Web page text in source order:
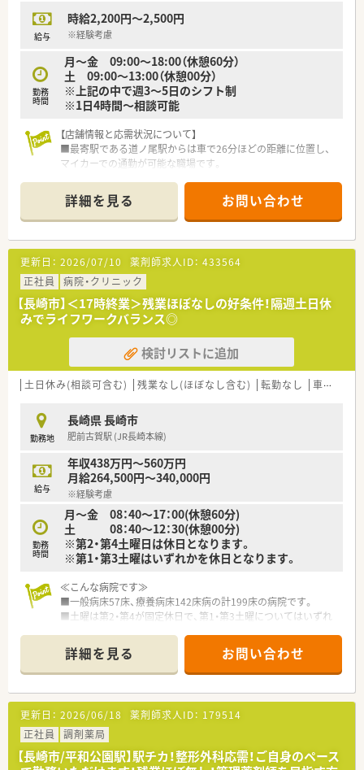
■住宅手当は20,000円から50,000円、家族手当は1人目10,000
円と手厚く支給されます。
た経営が魅力です。
【勤務実態について】
■完全週休2日制が魅力で、メリハリをつけた勤務が可能であ
■お盆は2日程度、ローテーションで交代でお休みを取得しま
す。
■年末年始は12月31日から1月3日までと長期休暇もしっかり取
得できます。
■12月30日は指定有給日としてお休みなので、年末年始をより
長く過ごすことが可能です。
給与
時給2,200円～2,500円
※経験考慮
勤務
時間
月～金 09:00～18:00（休憩60分）
土 09:00～13:00（休憩00分）
※上記の中で週3～5日のシフト制
※1日4時間～相談可能
【店舗情報と応需状況について】
■最寄駅である道ノ尾駅からは車で26分ほどの距離に位置し、
マイカーでの通勤が可能な職場です。
す。
■薬剤師2.5名と事務員3.5名の体制で業務をおこないます。
【募集背景と求める人物像について】
■未経験の方から即戦力の方まで様々な方を待っています。
■複数店舗展開しており代表も薬剤師として応援にも柔軟に対
応でき、協調性を持って業務に取り組める方が対象です。
【法人特徴について】
■昭和57年の設立以来、長崎県内を中心に調剤薬局を展開して
おり、地域に根差した安定経営を続けています。
■「患者さま第一」を企業理念に掲げ、選ばれる薬局づくりを目
指してサービスの質向上に努めています。
■希望に応じて経営への参画も可能としており、薬剤師の枠を超
【求人情報について】
■時給2,000円～2,5000円の間で経験に応じてご提示となりま
す。
■認定薬剤師の更新費用を会社が全額負担するなど、スキルアッ
プを目指す社員を金銭面でもサポートします。
詳細を見る お問い合わせ
更新日： 2026/07/10 薬剤師求人ID： 433564
正社員
病院・クリニック
【長崎市】＜17時終業＞残業ほぼなしの好条件！隔週土日休
みでライフワークバランス◎
検討リストに追加
土日休み(相談可含む) 残業なし(ほぼなし含む) 転勤なし 車通勤可
勤務地
長崎県 長崎市
肥前古賀駅 (JR長崎本線)
給与
年収438万円～560万円
月給264,500円～340,000円
※経験考慮
勤務
時間
月～金 08：40～17：00(休憩60分)
土 08：40～12：30(休憩00分)
※第2・第4土曜日は休日となります。
※第1・第3土曜はいずれかを休日となります。
≪こんな病院です≫
■一般病床57床、療養病床142床病の計199床の病院です。
■土曜は第2・第4が固定休日で、第1・第3土曜についてはいずれ
【施設情報と応需状況について】
■長崎県長崎市に立地する病院で、最寄りの肥前古賀駅からは車
で約5分です。内科、外科、整形外科、脳外科、循環器科、泌尿器
科、透析内科など幅広い診療科に対応しています。常勤薬剤師2
名と調剤助手2名が勤務しており、医薬品の採用品目数は902品
目です。
■場所としては山奥にあり、病院までの道も坂が多いため運転に
不安がある方は送迎バスを利用する方が良いかもしれません(送
詳細を見る お問い合わせ
更新日： 2026/06/18 薬剤師求人ID： 179514
正社員
調剤薬局
【長崎市/平和公園駅】駅チカ！整形外科応需！ご自身のペース